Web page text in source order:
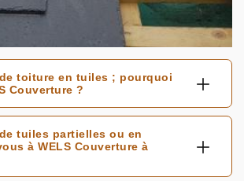
toiture en tuiles ; pourquoi
Couverture ?
tuiles partielles ou en
à WELS Couverture à